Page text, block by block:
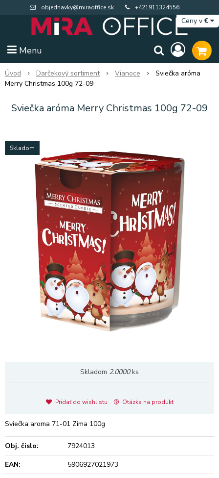
objednavky@miraoffice.sk +421911324556
Menu
Ceny v€
Extra výpredaj zásob Výpredaj BTS
Úvod Darčekový sortiment Vianoce
Sviečka aróma
Merry Christmas 100g 72-09
Sviečka aróma Merry Christmas 100g 72-09
Skladom
Skladom 2.0000ks
Pridať do wishlistu Otázka na produkt
Sviečka aroma 71-01 Zima 100g
Obj. čislo:
7924013
EAN:
5906927021973